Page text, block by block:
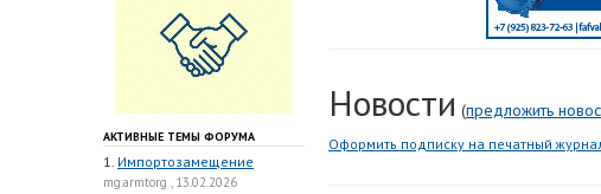
АКТИВНЫЕ ТЕМЫ ФОРУМА
1. Импортозамещение
mg.armtorg , 13.02.2026
Новости (предложить
Оформить подписку на печатный